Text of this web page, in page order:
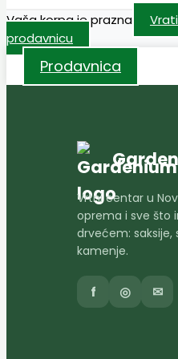
Vaša korpa je prazna
prodavnicu
Prodavnica
Vrtni centar u
oprema i sve što
drvećem: saksije,
kamenje.
f ◎ ✉